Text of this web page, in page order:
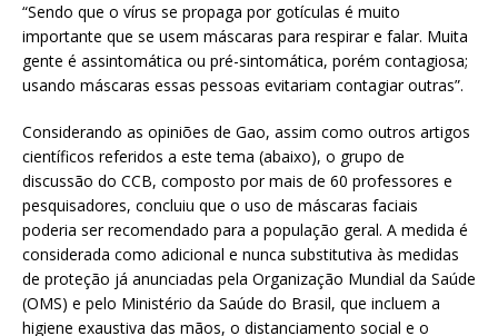
“Sendo que o vírus se propaga por gotículas é muito
importante que se usem máscaras para respirar e falar. Muita
gente é assintomática ou pré-sintomática, porém contagiosa;
usando máscaras essas pessoas evitariam contagiar outras”.
Considerando as opiniões de Gao, assim como outros artigos
científicos referidos a este tema (abaixo), o grupo de
discussão do CCB, composto por mais de 60 professores e
pesquisadores, concluiu que o uso de máscaras faciais
poderia ser recomendado para a população geral. A medida é
considerada como adicional e nunca substitutiva às medidas
de proteção já anunciadas pela Organização Mundial da Saúde
(OMS) e pelo Ministério da Saúde do Brasil, que incluem a
higiene exaustiva das mãos, o distanciamento social e o